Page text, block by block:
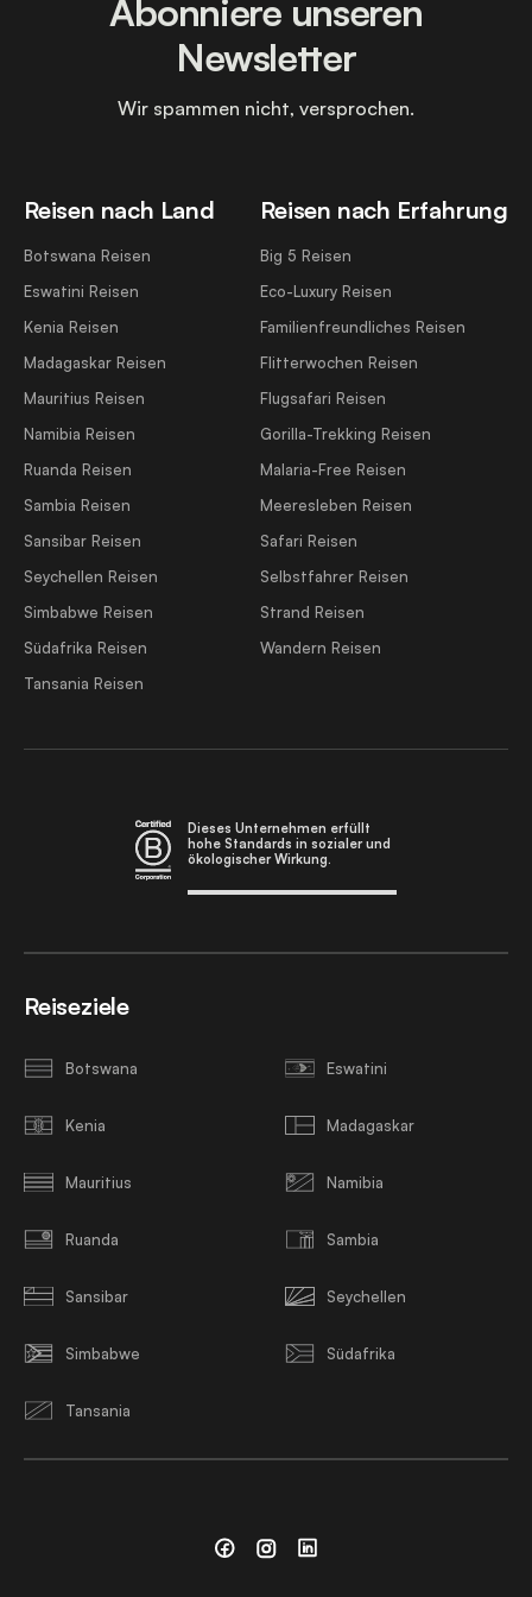
Reisen nach Land
Botswana Reisen
Eswatini Reisen
Kenia Reisen
Madagaskar Reisen
Mauritius Reisen
Namibia Reisen
Ruanda Reisen
Sambia Reisen
Sansibar Reisen
Seychellen Reisen
Simbabwe Reisen
Südafrika Reisen
Tansania Reisen
Reisen nach Erfahrung
Big 5 Reisen
Eco-Luxury Reisen
Familienfreundliches Reisen
Flitterwochen Reisen
Flugsafari Reisen
Gorilla-Trekking Reisen
Malaria-Free Reisen
Meeresleben Reisen
Safari Reisen
Selbstfahrer Reisen
Strand Reisen
Wandern Reisen
Abonniere unseren
Newsletter
Wir spammen nicht, versprochen.
Dieses Unternehmen erfüllt
hohe Standards in sozialer und
ökologischer Wirkung.
Reiseziele
Botswana Eswatini
Kenia Madagaskar
Mauritius Namibia
Ruanda Sambia
Sansibar Seychellen
Simbabwe Südafrika
Tansania
FacebookInstagramLinkedin